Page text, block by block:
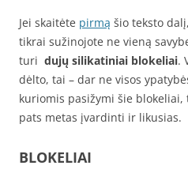
Jei skaitėte pirmą šio teksto
tikrai sužinojote ne vieną
turi dujų silikatiniai blokeliai.
dėlto, tai – dar ne visos
kuriomis pasižymi šie blokeliai,
pats metas įvardinti ir likusias.
BLOKELIAI